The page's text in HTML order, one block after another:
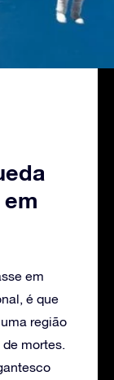
em
é que
região
mortes.